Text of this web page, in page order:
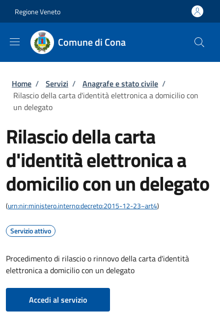
Regione Veneto
Comune di Cona
Briciole di pane
Home / Servizi / Anagrafe e stato civile /
Rilascio della carta d'identità elettronica a domicilio con
un delegato
Rilascio della carta
d'identità elettronica a
domicilio con un delegato
(urn:nir:ministero.interno:decreto:2015-12-23~art4)
Servizio attivo
Procedimento di rilascio o rinnovo della carta d'identità
elettronica a domicilio con un delegato
Accedi al servizio